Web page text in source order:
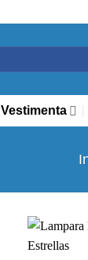
Vestimenta